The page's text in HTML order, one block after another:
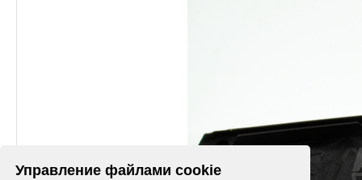
Управление файлами cookie